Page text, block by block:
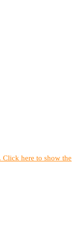
Click here to show the